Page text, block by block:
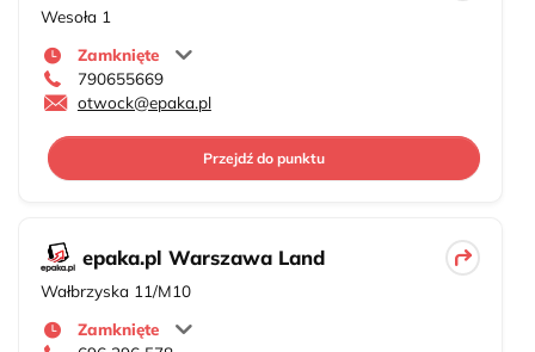
Wesoła 1
Zamknięte
790655669
otwock@epaka.pl
Przejdź do punktu
epaka.pl Warszawa Land
Wałbrzyska 11/M10
Zamknięte